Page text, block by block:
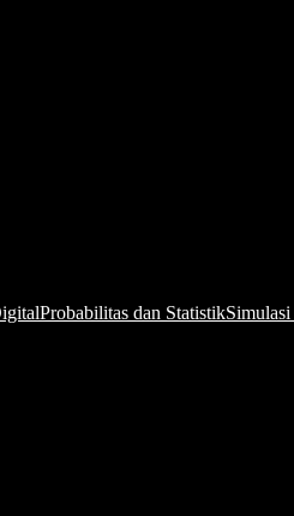
Probabilitas dan Statistik